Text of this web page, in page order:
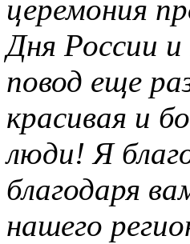
церемония
Дня России
повод еще
красивая и
люди! Я
благодаря
нашего